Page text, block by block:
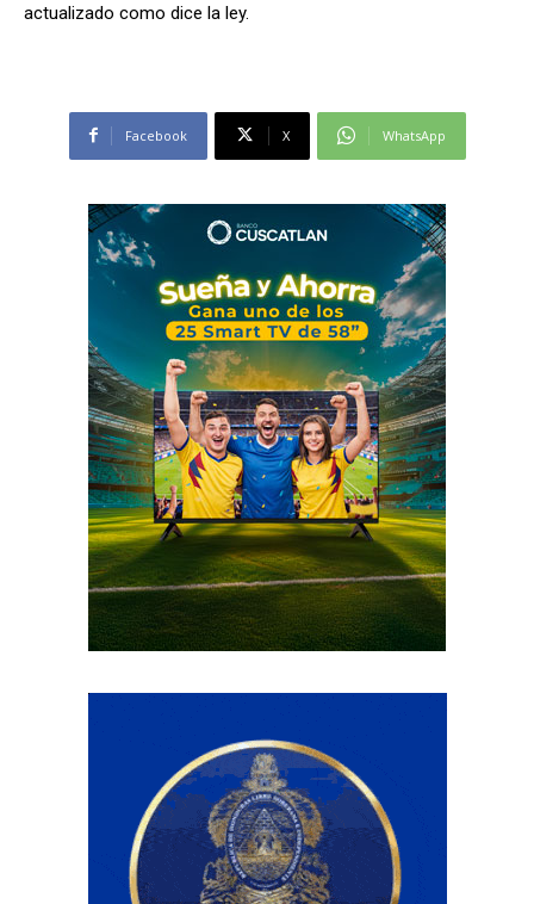
actualizado como dice la ley.
Facebook X WhatsApp